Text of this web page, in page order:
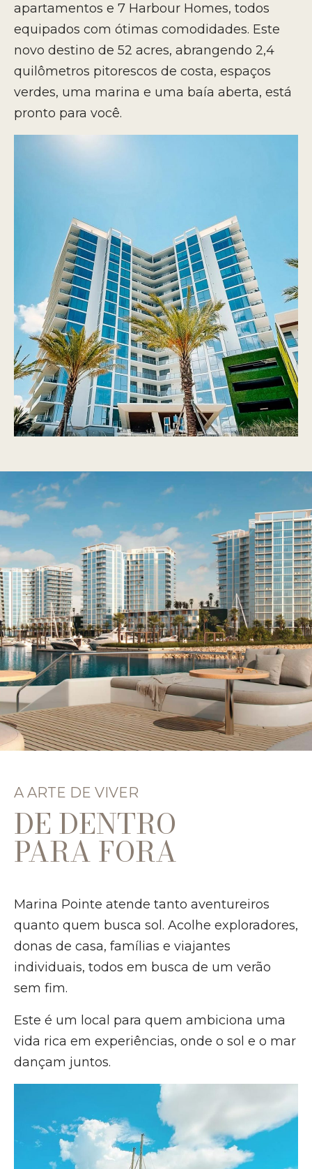
apartamentos e 7 Harbour Homes, todos
equipados com ótimas comodidades. Este
novo destino de 52 acres, abrangendo 2,4
quilômetros pitorescos de costa, espaços
verdes, uma marina e uma baía aberta, está
pronto para você.
A ARTE DE VIVER
DE DENTRO
PARA FORA
Marina Pointe atende tanto aventureiros
quanto quem busca sol. Acolhe exploradores,
donas de casa, famílias e viajantes
individuais, todos em busca de um verão
sem fim.
Este é um local para quem ambiciona uma
vida rica em experiências, onde o sol e o mar
dançam juntos.